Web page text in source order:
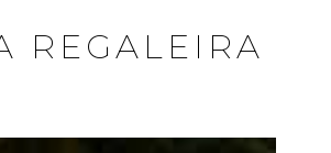
REGALEIRA